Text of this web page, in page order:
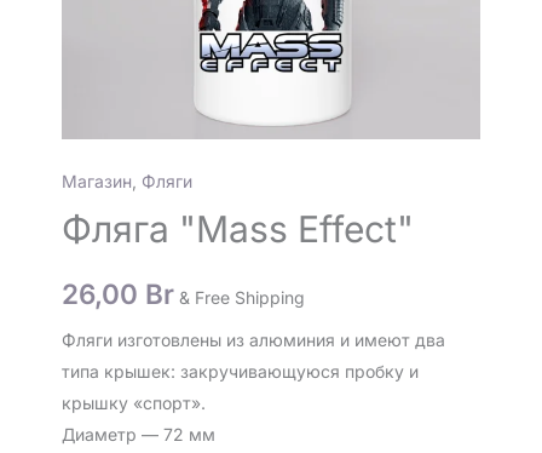
Магазин Фляги
Фляга "Mass Effect"
26,00 Br & Free Shipping
Фляги изготовлены из алюминия и имеют два
типа крышек: закручивающуюся пробку и
крышку «спорт».
Диаметр — 72 мм